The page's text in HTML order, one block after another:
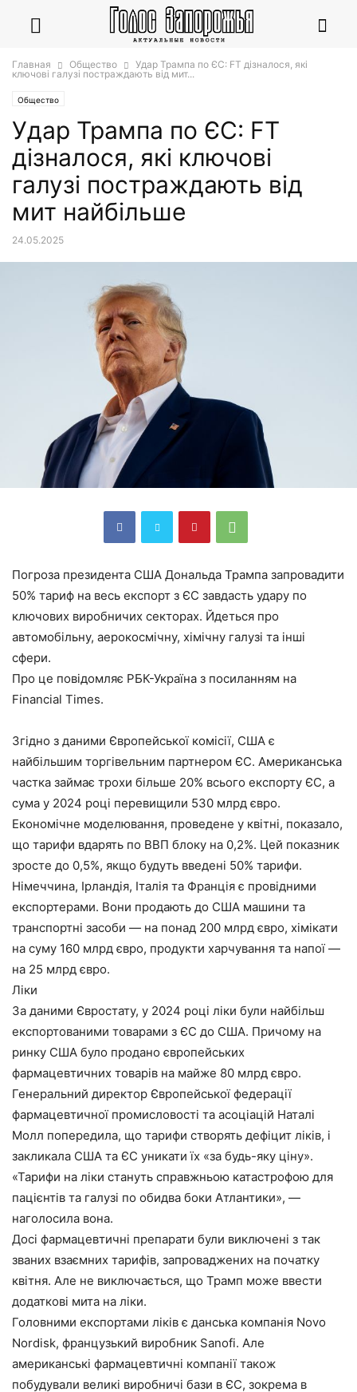
Главная Общество
Удар Трампа по ЄС: FT дізналося, які
ключові галузі постраждають від мит...
Общество
Удар Трампа по ЄС: FT
дізналося, які ключові
галузі постраждають від
мит найбільше
24.05.2025
Погроза президента США Дональда Трампа запровадити
50% тариф на весь експорт з ЄС завдасть удару по
ключових виробничих секторах. Йдеться про
автомобільну, аерокосмічну, хімічну галузі та інші
сфери.
Про це повідомляє РБК-Україна з посиланням на
Financial Times.
Згідно з даними Європейської комісії, США є
найбільшим торгівельним партнером ЄС. Американська
частка займає трохи більше 20% всього експорту ЄС, а
сума у 2024 році перевищили 530 млрд євро.
Економічне моделювання, проведене у квітні, показало,
що тарифи вдарять по ВВП блоку на 0,2%. Цей показник
зросте до 0,5%, якщо будуть введені 50% тарифи.
Німеччина, Ірландія, Італія та Франція є провідними
експортерами. Вони продають до США машини та
транспортні засоби — на понад 200 млрд євро, хімікати
на суму 160 млрд євро, продукти харчування та напої —
на 25 млрд євро.
Ліки
За даними Євростату, у 2024 році ліки були найбільш
експортованими товарами з ЄС до США. Причому на
ринку США було продано європейських
фармацевтичних товарів на майже 80 млрд євро.
Генеральний директор Європейської федерації
фармацевтичної промисловості та асоціацій Наталі
Молл попередила, що тарифи створять дефіцит ліків, і
закликала США та ЄС уникати їх «за будь-яку ціну».
«Тарифи на ліки стануть справжньою катастрофою для
пацієнтів та галузі по обидва боки Атлантики», —
наголосила вона.
Досі фармацевтичні препарати були виключені з так
званих взаємних тарифів, запроваджених на початку
квітня. Але не виключається, що Трамп може ввести
додаткові мита на ліки.
Головними експортами ліків є данська компанія Novo
Nordisk, французький виробник Sanofi. Але
американські фармацевтичні компанії також
побудували великі виробничі бази в ЄС, зокрема в